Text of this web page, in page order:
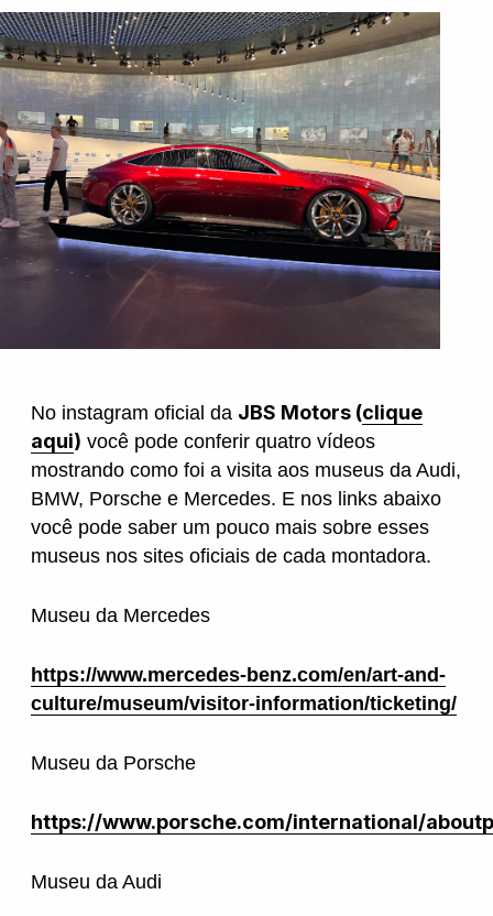
No instagram oficial da JBS Motors (clique
aqui) você pode conferir quatro vídeos
mostrando como foi a visita aos museus da Audi,
BMW, Porsche e Mercedes. E nos links abaixo
você pode saber um pouco mais sobre esses
museus nos sites oficiais de cada montadora.
Museu da Mercedes
https://www.mercedes-benz.com/en/art-and-
culture/museum/visitor-information/ticketing/
Museu da Porsche
https://www.porsche.com/international/
Museu da Audi